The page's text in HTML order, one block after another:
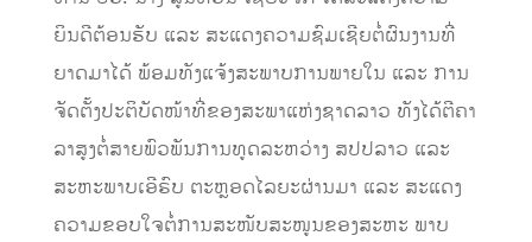
ຍິນດີຕ້ອນຮັບ ແລະ ສະແດງຄວາມຊົມເຊີຍຕໍ່ຜົນງານທີ່
ຍາດມາໄດ້ ພ້ອມທັງແຈ້ງສະພາບການພາຍໃນ ແລະ ການ
ຈັດຕັ້ງປະຕິບັດໜ້າທີ່ຂອງສະພາແຫ່ງຊາດລາວ ທັງໄດ້ຕີຄາ
ລາສູງຕໍ່ສາຍພົວພັນການທູດລະຫວ່າງ ສປປລາວ ​ແລະ
ສະຫະພາບເອີຣົບ ຕະຫຼອດໄລຍະຜ່ານມາ ແລະ ສະແດງ
ຄວາມຂອບໃຈຕໍ່ການສະໜັບສະໜູນຂອງສະຫະ ພາບ